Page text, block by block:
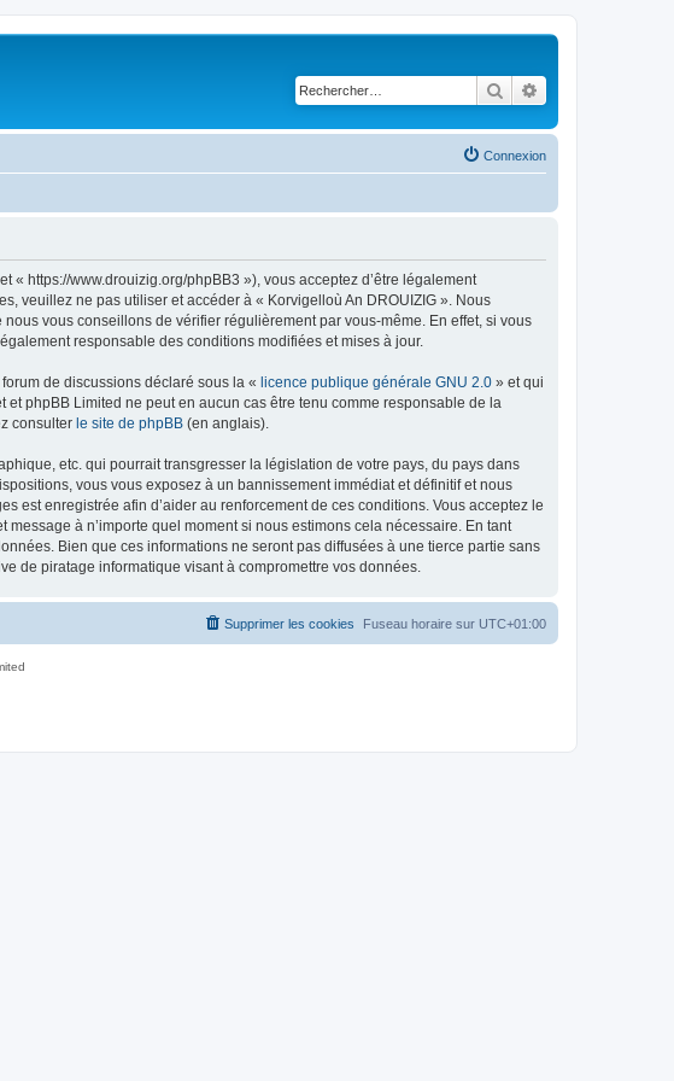
Rechercher
Connexion
« https://www.drouizig.org/phpBB3 »), vous acceptez d’être légalement
veuillez ne pas utiliser et accéder à « Korvigelloù An DROUIZIG ». Nous
vous conseillons de vérifier régulièrement par vous-même. En effet, si vous
responsable des conditions modifiées et mises à jour.
de discussions déclaré sous la « licence publique générale GNU 2.0 » et qui
phpBB Limited ne peut en aucun cas être tenu comme responsable de la
consulter le site de phpBB (en anglais).
etc. qui pourrait transgresser la législation de votre pays, du pays dans
vous vous exposez à un bannissement immédiat et définitif et nous
est enregistrée afin d’aider au renforcement de ces conditions. Vous acceptez le
à n’importe quel moment si nous estimons cela nécessaire. En tant
Bien que ces informations ne seront pas diffusées à une tierce partie sans
de piratage informatique visant à compromettre vos données.
Fuseau horaire sur UTC+01:00
Supprimer les cookies